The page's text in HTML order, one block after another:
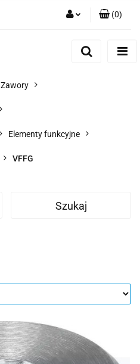
Dodaj zgłoszenie
(0)
Zawory
Elementy funkcyjne
VFFG
Szukaj